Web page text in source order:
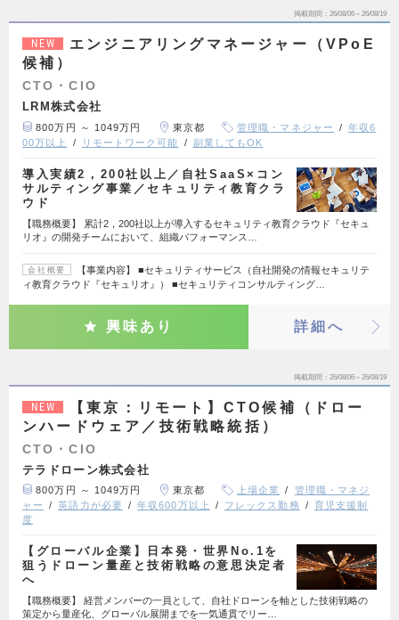
掲載期間 26/08/06～26/08/19
NEW
エンジニアリングマネージャー（VPoE
候補）
CTO・CIO
LRM株式会社
800万円 ～ 1049万円 東京都 管理職・マネジャー
年収6
00万以上
リモートワーク可能 副業してもOK
導入実績2，200社以上／自社SaaS×コン
サルティング事業／セキュリティ教育クラ
ウド
【職務概要】 累計2，200社以上が導入するセキュリティ教育クラウド『セキュ
リオ』の開発チームにおいて、組織パフォーマンス…
会社概要
【事業内容】 ■セキュリティサービス（自社開発の情報セキュリテ
ィ教育クラウド『セキュリオ』） ■セキュリティコンサルティング…
興味あり 詳細へ
掲載期間 26/08/06～26/08/19
NEW
【東京：リモート】CTO候補（ドロー
ンハードウェア／技術戦略統括）
CTO・CIO
テラドローン株式会社
800万円 ～ 1049万円 東京都 上場企業
管理職・マネジ
ャー
英語力が必要 年収600万以上 フレックス勤務
育児支援制
度
【グローバル企業】日本発・世界No.1を
狙うドローン量産と技術戦略の意思決定者
へ
【職務概要】 経営メンバーの一員として、自社ドローンを軸とした技術戦略の
策定から量産化、グローバル展開までを一気通貫でリー…